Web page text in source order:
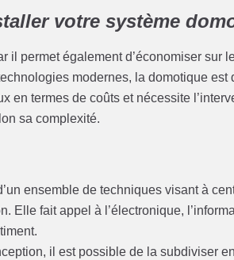
votre système
il permet également d’économiser sur
modernes, la domotique est
en termes de coûts et nécessite
sa complexité.
ensemble de techniques visant à
Elle fait appel à l’électronique,
il est possible de la subdiviser